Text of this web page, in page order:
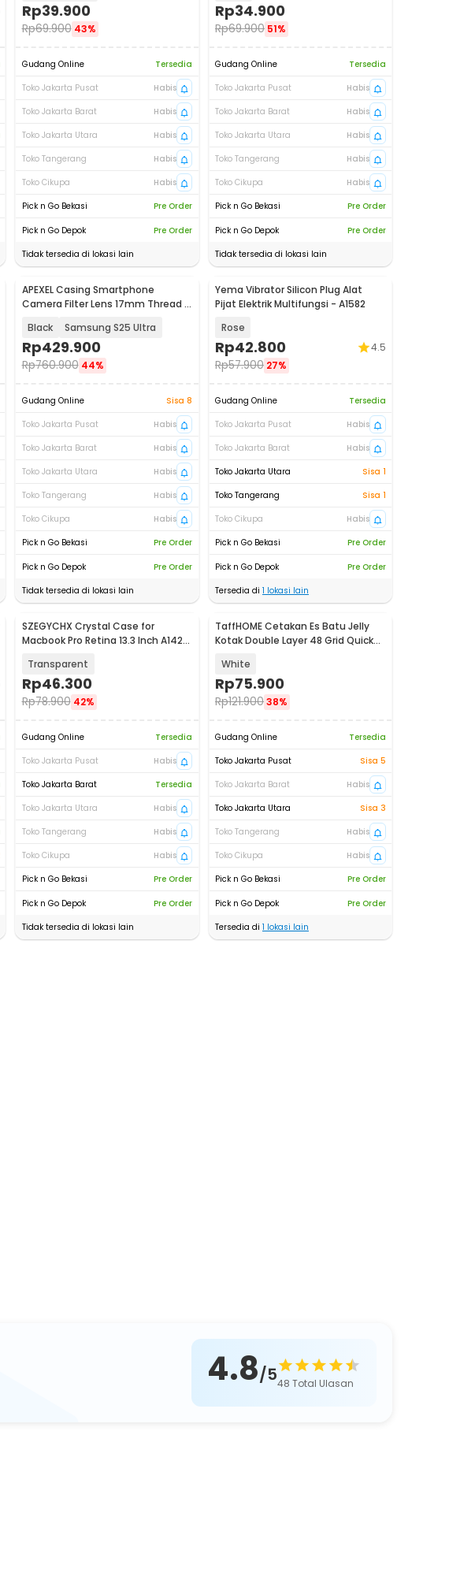
Rp39.900
Rp69.900 43%
Gudang Online
Tersedia
Toko Jakarta Pusat
Habis
Toko Jakarta Barat
Habis
Toko Jakarta Utara
Habis
Toko Tangerang
Habis
Toko Cikupa
Habis
Pick n Go Bekasi
Pre Order
Pick n Go Depok
Pre Order
Tidak tersedia di lokasi lain
Rp34.900
Rp69.900 51%
Gudang Online
Tersedia
Toko Jakarta Pusat
Habis
Toko Jakarta Barat
Habis
Toko Jakarta Utara
Habis
Toko Tangerang
Habis
Toko Cikupa
Habis
Pick n Go Bekasi
Pre Order
Pick n Go Depok
Pre Order
Tidak tersedia di lokasi lain
APEXEL Casing Smartphone
Camera Filter Lens 17mm Thread -
Black Samsung S25 Ultra
Rp429.900
Rp760.900 44%
Gudang Online
Sisa 8
Toko Jakarta Pusat
Habis
Toko Jakarta Barat
Habis
Toko Jakarta Utara
Habis
Toko Tangerang
Habis
Toko Cikupa
Habis
Pick n Go Bekasi
Pre Order
Pick n Go Depok
Pre Order
Tidak tersedia di lokasi lain
Yema Vibrator Silicon Plug Alat
Pijat Elektrik Multifungsi - A1582
Rose
Rp42.800
Rp57.900 27%
4.5
Gudang Online
Tersedia
Toko Jakarta Pusat
Habis
Toko Jakarta Barat
Habis
Toko Jakarta Utara
Sisa 1
Toko Tangerang
Sisa 1
Toko Cikupa
Habis
Pick n Go Bekasi
Pre Order
Pick n Go Depok
Pre Order
Tersedia di 1 lokasi lain
SZEGYCHX Crystal Case for
Macbook Pro Retina 13.3 Inch A1425
Transparent
Rp46.300
Rp78.900 42%
Gudang Online
Tersedia
Toko Jakarta Pusat
Habis
Toko Jakarta Barat
Tersedia
Toko Jakarta Utara
Habis
Toko Tangerang
Habis
Toko Cikupa
Habis
Pick n Go Bekasi
Pre Order
Pick n Go Depok
Pre Order
Tidak tersedia di lokasi lain
TaffHOME Cetakan Es Batu Jelly
Kotak Double Layer 48 Grid Quick
White
Rp75.900
Rp121.90038%
Gudang Online
Tersedia
Toko Jakarta Pusat
Sisa 5
Toko Jakarta Barat
Habis
Toko Jakarta Utara
Sisa 3
Toko Tangerang
Habis
Toko Cikupa
Habis
Pick n Go Bekasi
Pre Order
Pick n Go Depok
Pre Order
Tersedia di 1 lokasi lain
4.8/548 Total Ulasan